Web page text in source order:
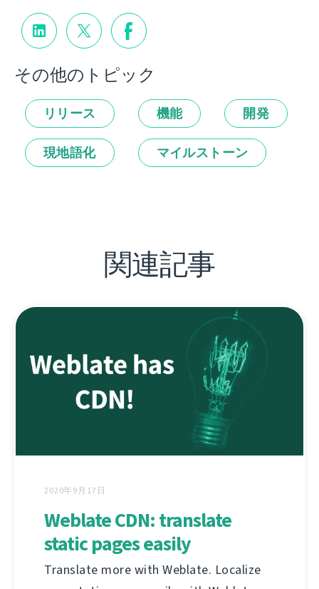
その他のトピック
リリース 機能 開発
現地語化 マイルストーン
関連記事
2020年9月17日
Weblate CDN: translate
static pages easily
Translate more with Weblate. Localize